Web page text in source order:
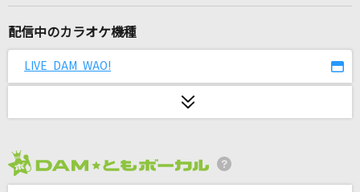
らしさ
林檎売りの泡沫少女
配信中のカラオケ機種
LIVE DAM WAO!